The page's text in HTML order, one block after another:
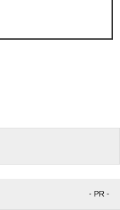
- PR -